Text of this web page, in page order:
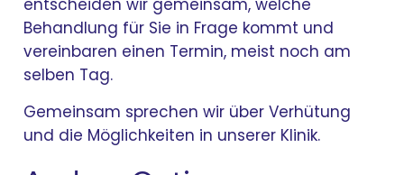
entscheiden wir gemeinsam, welche
Behandlung für Sie in Frage kommt und
vereinbaren einen Termin, meist noch am
selben Tag.
Gemeinsam sprechen wir über Verhütung
und die Möglichkeiten in unserer Klinik.